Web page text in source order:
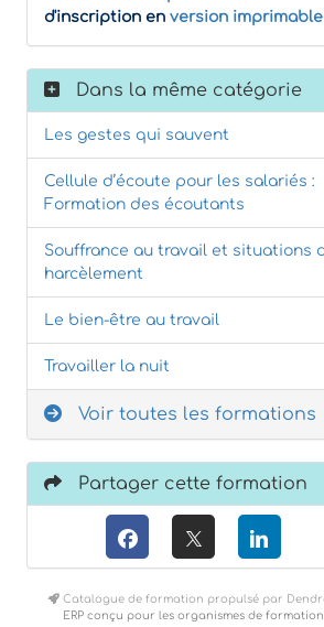
d'inscription en version imprimable
Dans la même catégorie
Les gestes qui sauvent
Cellule d’écoute pour les salariés :
Formation des écoutants
Souffrance au travail et situations
harcèlement
Le bien-être au travail
Travailler la nuit
Voir toutes les formations
Partager cette formation
Catalogue de formation propulsé par
ERP conçu pour les organismes de formation